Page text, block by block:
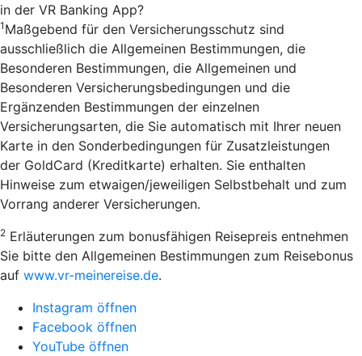
in der VR Banking App?
1 Maßgebend für den Versicherungsschutz sind
ausschließlich die Allgemeinen Bestimmungen, die
Besonderen Bestimmungen, die Allgemeinen und
Besonderen Versicherungsbedingungen und die
Ergänzenden Bestimmungen der einzelnen
Versicherungsarten, die Sie automatisch mit Ihrer neuen
Karte in den Sonderbedingungen für Zusatzleistungen
der GoldCard (Kreditkarte) erhalten. Sie enthalten
Hinweise zum etwaigen/jeweiligen Selbstbehalt und zum
Vorrang anderer Versicherungen.
2 Erläuterungen zum bonusfähigen Reisepreis entnehmen
Sie bitte den Allgemeinen Bestimmungen zum Reisebonus
auf www.vr-meinereise.de.
Instagram öffnen
Facebook öffnen
YouTube öffnen